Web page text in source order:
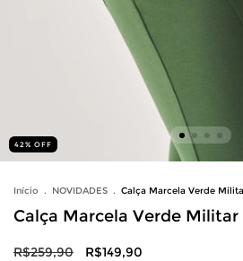
42% OFF
Início . NOVIDADES . Calça Marcela Verde
Calça Marcela Verde Militar
R$259,90 R$149,90